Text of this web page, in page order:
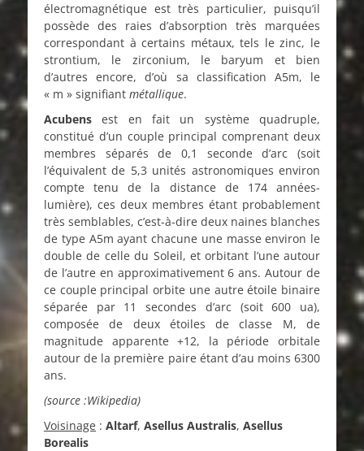
électromagnétique est très particulier, puisqu’il
possède des raies d’absorption très marquées
correspondant à certains métaux, tels le zinc, le
strontium, le zirconium, le baryum et bien
d’autres encore, d’où sa classification A5m, le
« m » signifiant métallique.
Acubens est en fait un système quadruple,
constitué d’un couple principal comprenant deux
membres séparés de 0,1 seconde d’arc (soit
l’équivalent de 5,3 unités astronomiques environ
compte tenu de la distance de 174 années-
lumière), ces deux membres étant probablement
très semblables, c’est-à-dire deux naines blanches
de type A5m ayant chacune une masse environ le
double de celle du Soleil, et orbitant l’une autour
de l’autre en approximativement 6 ans. Autour de
ce couple principal orbite une autre étoile binaire
séparée par 11 secondes d’arc (soit 600 ua),
composée de deux étoiles de classe M, de
magnitude apparente +12, la période orbitale
autour de la première paire étant d’au moins 6300
ans.
(source :Wikipedia)
Voisinage : Altarf, Asellus Australis, Asellus
Borealis